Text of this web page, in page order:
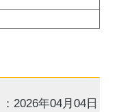
2026年04月04日